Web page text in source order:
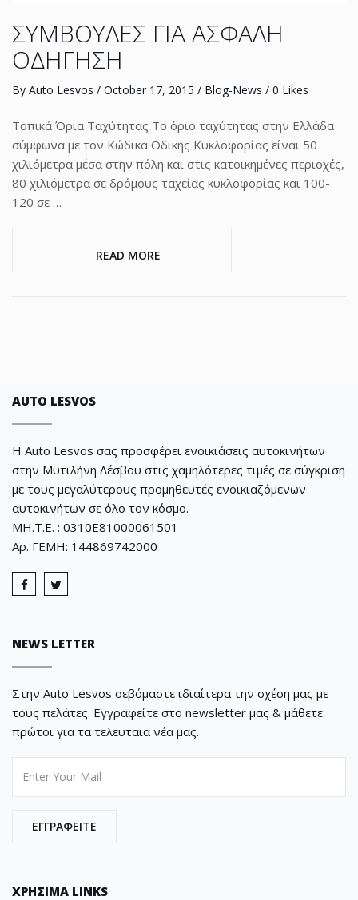
ΣΥΜΒΟΥΛΕΣ ΓΙΑ ΑΣΦΑΛΗ
ΟΔΗΓΗΣΗ
By Auto Lesvos / October 17, 2015 / Blog-News / 0 Likes
Τοπικά Όρια Ταχύτητας Το όριο ταχύτητας στην Ελλάδα
σύμφωνα με τον Κώδικα Οδικής Κυκλοφορίας είναι 50
χιλιόμετρα μέσα στην πόλη και στις κατοικημένες περιοχές,
80 χιλιόμετρα σε δρόμους ταχείας κυκλοφορίας και 100-
120 σε …
                     READ MORE
AUTO LESVOS
Η Auto Lesvos σας προσφέρει ενοικιάσεις αυτοκινήτων
στην Μυτιλήνη Λέσβου στις χαμηλότερες τιμές σε σύγκριση
με τους μεγαλύτερους προμηθευτές ενοικιαζόμενων
αυτοκινήτων σε όλο τον κόσμο.
ΜΗ.Τ.Ε. : 0310E81000061501
Αρ. ΓΕΜΗ: 144869742000
NEWS LETTER
Στην Auto Lesvos σεβόμαστε ιδιαίτερα την σχέση μας με
τους πελάτες. Εγγραφείτε στο newsletter μας & μάθετε
πρώτοι για τα τελευταια νέα μας.
ΧΡΗΣΙΜΑ LINKS